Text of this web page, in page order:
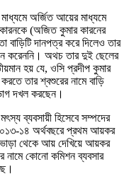
অর্জিত আয়ের মাধ্যমে
কারনকে (অজিত কুমার কারনের
বাড়িটি দানপত্র করে দিলেও তার
করেননি। অথচ তার দুই ছেলের
হয় যে, ওসি প্রদীপ কুমার
তার শ্বশুরের নামে বাড়ি
দখল করছেন।
ব্যবসায়ী হিসেবে সম্পদের
১৪ অর্থবছরে প্রথম আয়কর
ভাড়া থেকে আয় দেখিয়ে আয়কর
নামে কোনো কমিশন ব্যবসার